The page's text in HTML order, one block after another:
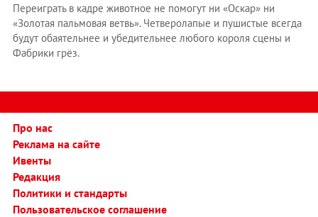
Переиграть в кадре животное не помогут ни «Оскар» ни
«Золотая пальмовая ветвь». Четверолапые и пушистые всегда
будут обаятельнее и убедительнее любого короля сцены и
Фабрики грёз.
Про нас
Реклама на сайте
Ивенты
Редакция
Политики и стандарты
Пользовательское соглашение